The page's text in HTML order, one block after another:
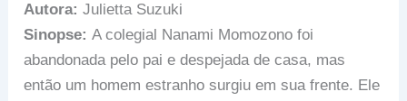
Autora: Julietta Suzuki
Sinopse:A colegial Nanami Momozono foi
abandonada pelo pai e despejada de casa, mas
então um homem estranho surgiu em sua frente. Ele